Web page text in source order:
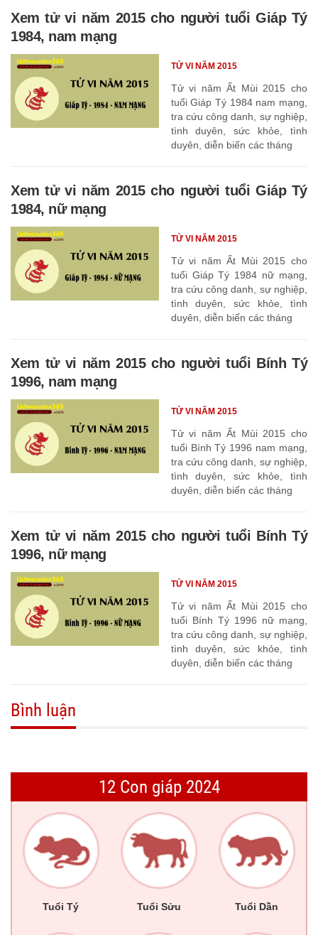
Xem tử vi năm 2015 cho người tuổi Giáp Tý
1984, nam mạng
Tử vi năm Ất Mùi 2015 cho
tuổi Giáp Tý 1984 nam mạng,
tra cứu công danh, sự nghiệp,
tình duyên, sức khỏe, tình
duyên, diễn biến các tháng
TỬ VI NĂM 2015
Xem tử vi năm 2015 cho người tuổi Giáp Tý
1984, nữ mạng
Tử vi năm Ất Mùi 2015 cho
tuổi Giáp Tý 1984 nữ mạng,
tra cứu công danh, sự nghiệp,
tình duyên, sức khỏe, tình
duyên, diễn biến các tháng
TỬ VI NĂM 2015
Xem tử vi năm 2015 cho người tuổi Bính Tý
1996, nam mạng
Tử vi năm Ất Mùi 2015 cho
tuổi Bính Tý 1996 nam mạng,
tra cứu công danh, sự nghiệp,
tình duyên, sức khỏe, tình
duyên, diễn biến các tháng
TỬ VI NĂM 2015
Xem tử vi năm 2015 cho người tuổi Bính Tý
1996, nữ mạng
Tử vi năm Ất Mùi 2015 cho
tuổi Bính Tý 1996 nữ mạng,
tra cứu công danh, sự nghiệp,
tình duyên, sức khỏe, tình
duyên, diễn biến các tháng
TỬ VI NĂM 2015
Bình luận
12 Con giáp 2024
Tuổi Tý Tuổi Sửu Tuổi Dần